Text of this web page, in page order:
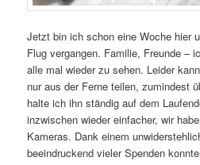
Jetzt bin ich schon eine Woche hier
Flug vergangen. Familie, Freunde –
alle mal wieder zu sehen. Leider
nur aus der Ferne teilen, zumindest
halte ich ihn ständig auf dem
inzwischen wieder einfacher, wir
Kameras. Dank einem
beeindruckend vieler Spenden